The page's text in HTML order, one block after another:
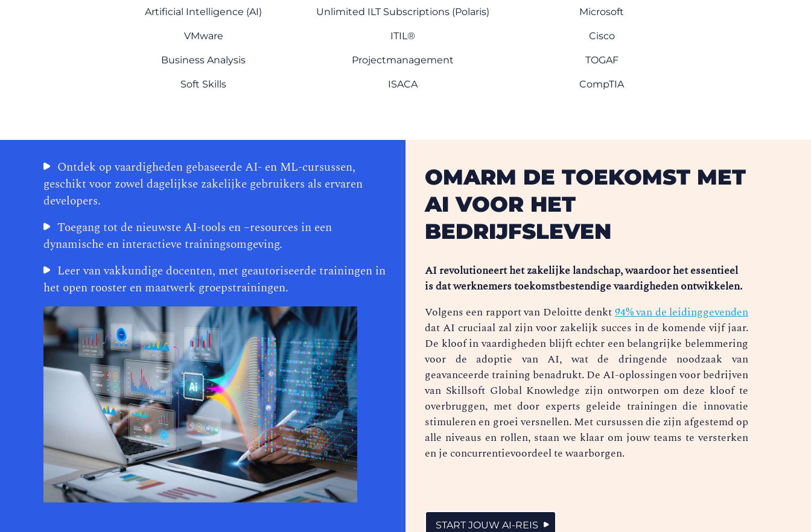
Artificial Intelligence (AI) Unlimited ILT Subscriptions (Polaris) Microsoft
VMware ITIL® Cisco
Business Analysis Projectmanagement TOGAF
Soft Skills ISACA CompTIA
Ontdek op vaardigheden gebaseerde AI- en ML-cursussen,
geschikt voor zowel dagelijkse zakelijke gebruikers als ervaren
developers.
Toegang tot de nieuwste AI-tools en –resources in een
dynamische en interactieve trainingsomgeving.
Leer van vakkundige docenten, met geautoriseerde trainingen in
het open rooster en maatwerk groepstrainingen.
OMARM DE TOEKOMST MET
AI VOOR HET
BEDRIJFSLEVEN
AI revolutioneert het zakelijke landschap, waardoor het essentieel
is dat werknemers toekomstbestendige vaardigheden ontwikkelen.
Volgens een rapport van Deloitte denkt94% van de leidinggevenden
dat AI cruciaal zal zijn voor zakelijk succes in de komende vijf jaar.
De kloof in vaardigheden blijft echter een belangrijke belemmering
voor de adoptie van AI, wat de dringende noodzaak van
geavanceerde training benadrukt. De AI-oplossingen voor bedrijven
van Skillsoft Global Knowledge zijn ontworpen om deze kloof te
overbruggen, met door experts geleide trainingen die innovatie
stimuleren en groei versnellen. Met cursussen die zijn afgestemd op
alle niveaus en rollen, staan we klaar om jouw teams te versterken
en je concurrentievoordeel te waarborgen.
START JOUW AI-REIS